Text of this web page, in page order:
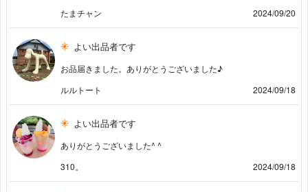
たまチャン 2024/09/20
よい出品者です
お品届きました。ありがとうございました♪
ルルトート
2024/09/18
よい出品者です
ありがとうございました^ ^
310。
2024/09/18